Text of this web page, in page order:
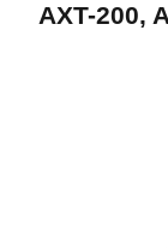
AXT-200,